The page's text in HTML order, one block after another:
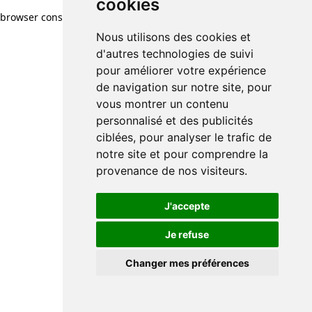
cookies
Nous utilisons des cookies et
d'autres technologies de suivi
pour améliorer votre expérience
de navigation sur notre site, pour
vous montrer un contenu
personnalisé et des publicités
ciblées, pour analyser le trafic de
notre site et pour comprendre la
provenance de nos visiteurs.
J'accepte
Je refuse
Changer mes préférences
browser console for more information)